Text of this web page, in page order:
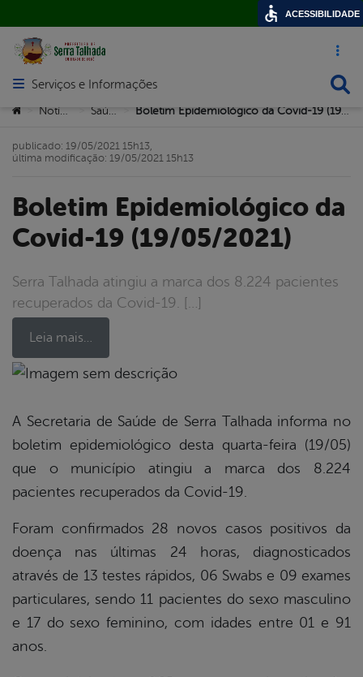
Acesso
Abrir menu principal de navegação
Serviços e Informações
Você está aqui:
> Notícias > > Boletim Epidemiológico da Covid-19 (19/05/2021)
Boletim Epidemiológico da
Covid-19 (19/05/2021)
Serra Talhada atingiu a marca dos 8.224 pacientes
recuperados da Covid-19. […]
Leia mais…
publicado: 19/05/2021 15h13,
última modificação: 19/05/2021 15h13
A Secretaria de Saúde de Serra Talhada informa no
boletim epidemiológico desta quarta-feira (19/05)
que o município atingiu a marca dos 8.224
pacientes recuperados da Covid-19.
Foram confirmados 28 novos casos positivos da
doença nas últimas 24 horas, diagnosticados
através de 13 testes rápidos, 06 Swabs e 09 exames
particulares, sendo 11 pacientes do sexo masculino
e 17 do sexo feminino, com idades entre 01 e 91
anos.
ACESSIBILIDADE